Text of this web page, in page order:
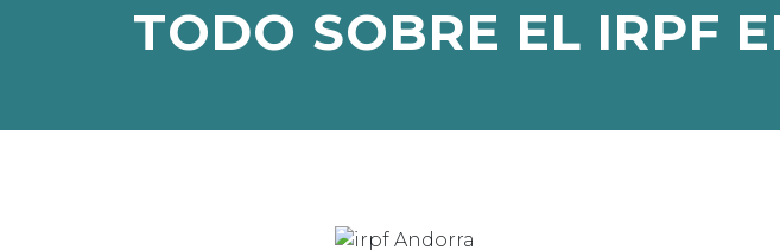
TODO SOBRE EL IRPF